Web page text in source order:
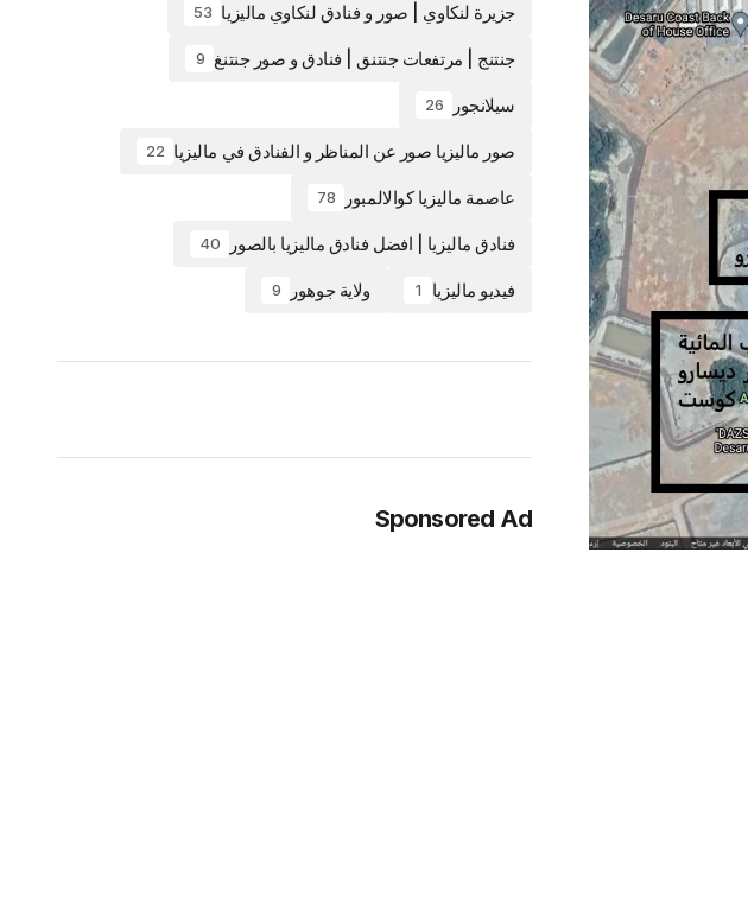
جزيرة لنكاوي | صور و فنادق لنكاوي ماليزيا 53
جنتنج | مرتفعات جنتنق | فنادق و صور جنتنغ 9
سيلانجور 26
صور ماليزيا صور عن المناظر و الفنادق في ماليزيا 22
عاصمة ماليزيا كوالالمبور 78
فنادق ماليزيا | افضل فنادق ماليزيا بالصور 40
فيديو ماليزيا 1 ولاية جوهور 9
Sponsored Ad